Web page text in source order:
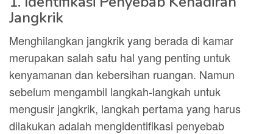
Jangkrik
Menghilangkan jangkrik yang berada di kamar
merupakan salah satu hal yang penting untuk
kenyamanan dan kebersihan ruangan. Namun
sebelum mengambil langkah-langkah untuk
mengusir jangkrik, langkah pertama yang harus
dilakukan adalah mengidentifikasi penyebab